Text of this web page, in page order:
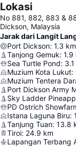
Lokasi
No 881, 882, 883 &
Dickson, Malaysia
Jarak dari Langit
Port Dickson: 1.3 km
Tanjong Gemuk: 1.9
Sea Turtle Pond: 3.1
Muzium Kota Lukut:
Muzium Tentera
Port Dickson Army
Sky Ladder
PD Ostrich
Istana Laguna Biru:
Tanjung Tuan: 13.8
Tiroi: 24.9 km
Lapangan Terbang